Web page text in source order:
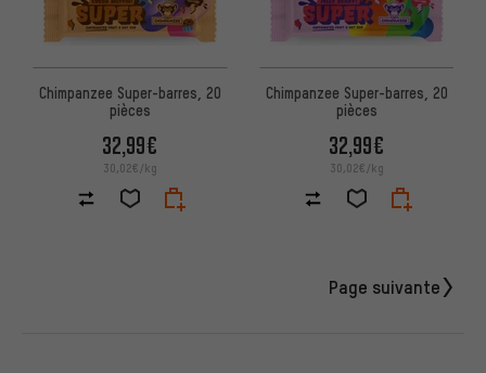
Chimpanzee Super-barres, 20
pièces
32,99€
30,02€/kg
Chimpanzee Super-barres, 20
pièces
32,99€
30,02€/kg
Page suivante